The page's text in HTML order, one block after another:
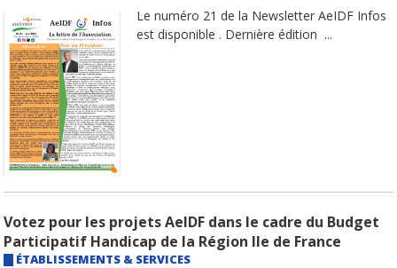
Le numéro 21 de la Newsletter AeIDF Infos
est disponible . Dernière édition ...
Votez pour les projets AeIDF dans le cadre du Budget
Participatif Handicap de la Région Ile de France
ÉTABLISSEMENTS & SERVICES